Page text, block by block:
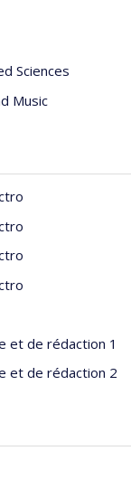
Sciences
Music
et de rédaction 1
et de rédaction 2